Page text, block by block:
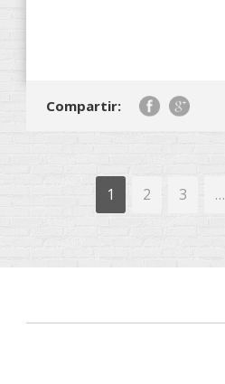
Compartir:
1 2 3 …